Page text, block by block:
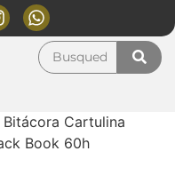
Bitácora Cartulina
Book 60h